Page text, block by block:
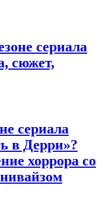
сериала
сюжет,
сериала
в Дерри»?
хоррора со